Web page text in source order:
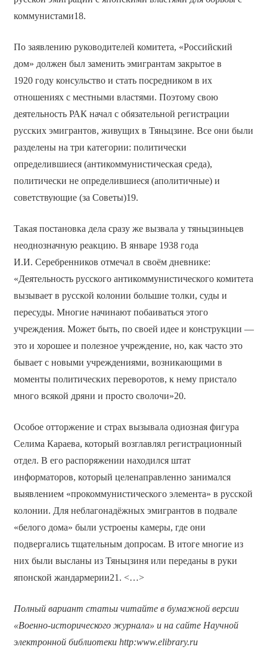
коммунистами18.
По заявлению руководителей комитета, «Российский
дом» должен был заменить эмигрантам закрытое в
1920 году консульство и стать посредником в их
отношениях с местными властями. Поэтому свою
деятельность РАК начал с обязательной регистрации
русских эмигрантов, живущих в Тяньцзине. Все они были
разделены на три категории: политически
определившиеся (антикоммунистическая среда),
политически не определившиеся (аполитичные) и
советствующие (за Советы)19.
Такая постановка дела сразу же вызвала у тяньцзиньцев
неоднозначную реакцию. В январе 1938 года
И.И. Серебренников отмечал в своём дневнике:
«Деятельность русского антикоммунистического комитета
вызывает в русской колонии большие толки, суды и
пересуды. Многие начинают побаиваться этого
учреждения. Может быть, по своей идее и конструкции —
это и хорошее и полезное учреждение, но, как часто это
бывает с новыми учреждениями, возникающими в
моменты политических переворотов, к нему пристало
много всякой дряни и просто сволочи»20.
Особое отторжение и страх вызывала одиозная фигура
Селима Караева, который возглавлял регистрационный
отдел. В его распоряжении находился штат
информаторов, который целенаправленно занимался
выявлением «прокоммунистического элемента» в русской
колонии. Для неблагонадёжных эмигрантов в подвале
«белого дома» были устроены камеры, где они
подвергались тщательным допросам. В итоге многие из
них были высланы из Тяньцзиня или переданы в руки
японской жандармерии21. <…>
Полный вариант статьи читайте в бумажной версии
«Военно-исторического журнала» и на сайте Научной
электронной библиотеки http:www.elibrary.ru